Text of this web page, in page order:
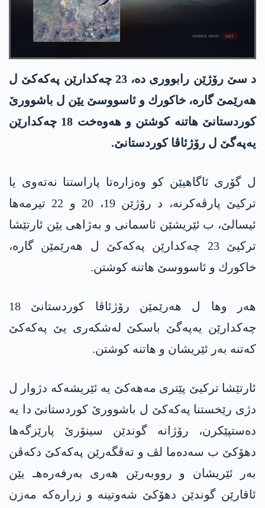
د سێ رۆژێن رابووری ده‌، 23 چه‌كدارێن په‌كه‌كێ ل
هه‌رێمێ گاره‌، خاكورك و ئاسووسێ یێن ل باشوورێ
كوردستانێ هاتنه‌ كوشتن و هه‌وه‌خت 18 چه‌كدارێن
یه‌په‌گێ ل رۆژئاڤا كوردستانێ.
ل گۆری ئاگاهیێن كو وه‌زاره‌تا پاراستنا نه‌ته‌وی یا
تركیێ پارڤه‌كرنه‌، د رۆژێن 19، 20 و 22 تیرمه‌ها
ئیسالێ، ب ئێریشێن ئاسمانی و به‌ژاهی یێن ئارتێشا
تركیێ 23 چه‌كدارێن په‌كه‌كێ ل هه‌رێمێن گاره‌،
خاكورك و ئاسووسێ هاتنه‌ كوشتن.
هه‌ر وها ل هه‌رێمێن رۆژئاڤا كوردستانێ 18
چه‌كدارێن یه‌په‌گێ باسكێ له‌شكه‌ری یێ په‌كه‌كێ
كه‌تنه‌ به‌ر ئێریشان و هاتنه‌ كوشتن.
ئارتێشا تركیێ پێتری مه‌هه‌كێ یه‌ ئێریشه‌كه‌ دژوار ل
دژی رێخستنا په‌كه‌كێ ل باشوورێ كوردستانێ دا یه‌
ده‌ستپێكرن، رۆژانه‌ گوندێن سینۆرێ پارێزگه‌ها
دهۆكێ ب سه‌ده‌ما لڤ و ته‌ڤگه‌رێن په‌كه‌كێ دكه‌ڤن
به‌ر ئێریشان و رووبه‌رێن هه‌ری به‌رفه‌ره‌هـ یێن
ئاقارێن گوندێن دهۆكێ شه‌وتینه‌ و زراره‌كه‌ مه‌زن